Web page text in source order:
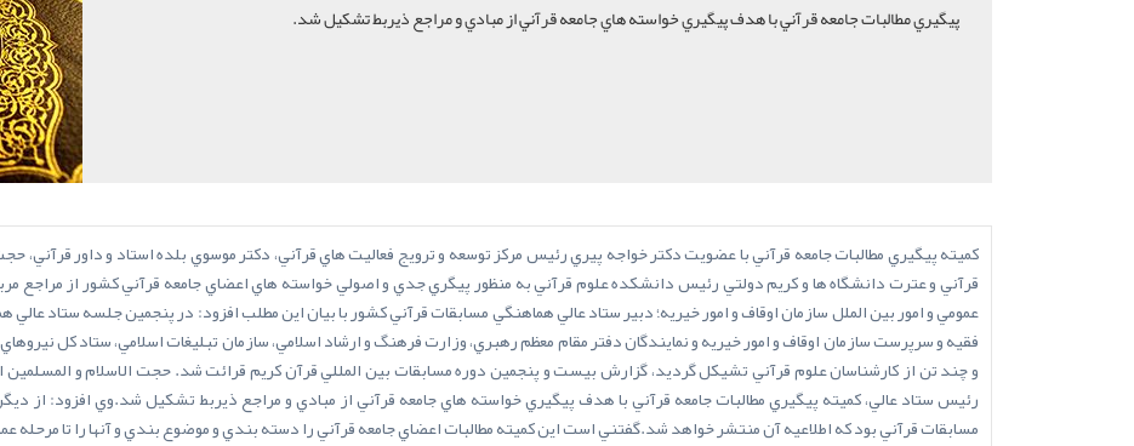
پيگيري مطالبات جامعه قرآني با هدف پيگيري خواسته هاي جامعه قرآني از مبادي و مراجع ذيربط تشکيل شد.
کميته پيگيري مطالبات جامعه قرآني با عضويت دکتر خواجه پيري رئيس مرکز توسعه و ترويج فعاليت هاي قرآني، دکتر موسوي بلده استاد و داور قرآني،
قرآني و عترت دانشگاه ها و کريم دولتي رئيس دانشکده علوم قرآني به منظور پيگري جدي و اصولي خواسته هاي اعضاي جامعه قرآني کشور از مراجع
عمومي و امور بين الملل سازمان اوقاف و امور خيريه؛ دبير ستاد عالي هماهنگي مسابقات قرآني کشور با بيان اين مطلب افزود: در پنجمين جلسه ستاد
فقيه و سرپرست سازمان اوقاف و امور خيريه و نمايندگان دفتر مقام معظم رهبري، وزارت فرهنگ و ارشاد اسلامي، سازمان تبليغات اسلامي، ستاد کل
و چند تن از کارشناسان علوم قرآني تشيکل گرديد، گزارش بيست و پنجمين دوره مسابقات بين المللي قرآن کريم قرائت شد. حجت الاسلام و المسلمين
رئيس ستاد عالي، کميته پيگيري مطالبات جامعه قرآني با هدف پيگيري خواسته هاي جامعه قرآني از مبادي و مراجع ذيربط تشکيل شد.وي افزود: از
مسابقات قرآني بود که اطلاعيه آن منتشر خواهد شد.گفتني است اين کميته مطالبات اعضاي جامعه قرآني را دسته بندي و موضوع بندي و آنها را تا